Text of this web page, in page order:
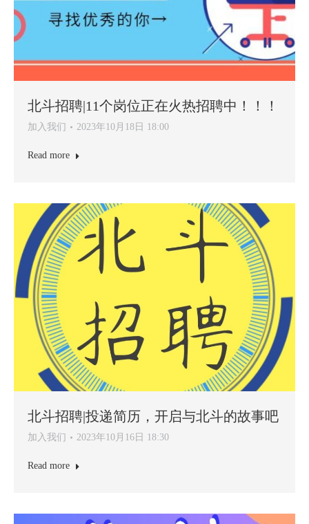
北斗招聘|11个岗位正在火热招聘中！！！
加入我们 2023年10月18日 18:00
Read more
北斗招聘|投递简历，开启与北斗的故事吧
加入我们 2023年10月16日 18:30
Read more